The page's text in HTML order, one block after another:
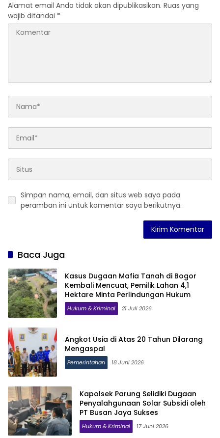
Alamat email Anda tidak akan dipublikasikan. Ruas yang
wajib ditandai *
Simpan nama, email, dan situs web saya pada
peramban ini untuk komentar saya berikutnya.
Baca Juga
Kasus Dugaan Mafia Tanah di Bogor
Kembali Mencuat, Pemilik Lahan 4,1
Hektare Minta Perlindungan Hukum
Hukum & Kriminal 21 Juli 2026
Angkot Usia di Atas 20 Tahun Dilarang
Mengaspal
Pemerintahan 18 Juni 2026
Kapolsek Parung Selidiki Dugaan
Penyalahgunaan Solar Subsidi oleh
PT Busan Jaya Sukses
Hukum & Kriminal 17 Juni 2026